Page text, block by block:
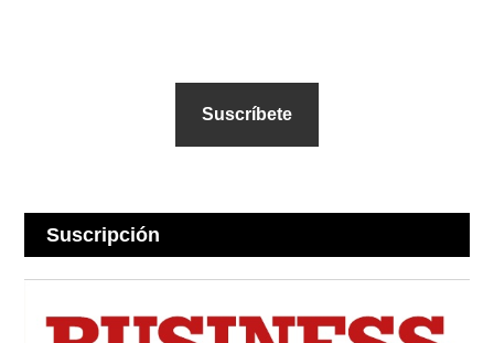
Suscríbete
Suscripción